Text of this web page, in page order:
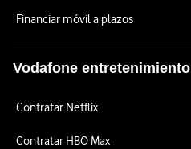
Financiar móvil a plazos
Vodafone entretenimiento
Contratar Netflix
Contratar HBO Max